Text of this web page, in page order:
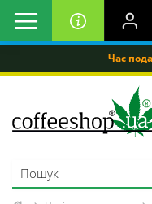
Час